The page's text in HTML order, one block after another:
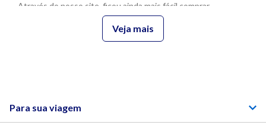
Com quanto tempo de antecedência devo
Através do nosso site, ficou ainda mais fácil comprar
passagem de ônibus online! Você pode viajar com a Passagem
Digital sem precisar imprimir, ou ir até uma agência para validá-
la.O procedimento é simples, basta apresentar o QR Code no
E os benefícios de viajar com a Águia Branca não param por aí.
Segurança e conforto são primordiais e nossos ônibus foram
Veja mais
Para sua viagem